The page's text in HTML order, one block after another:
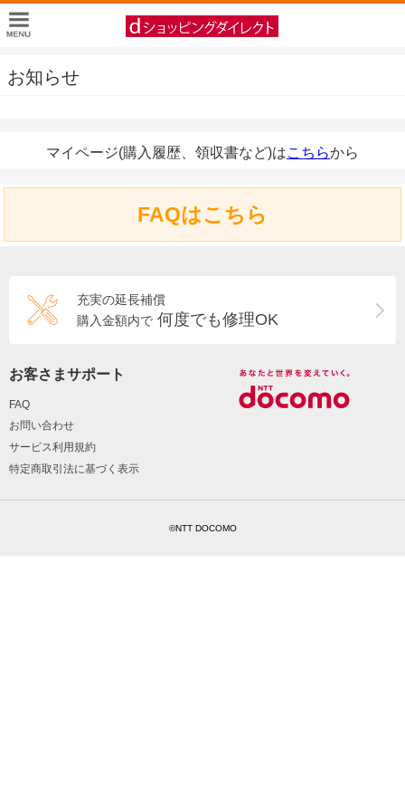
お知らせ
マイページ(購入履歴、領収書など)はこちらから
FAQはこちら
充実の延長補償
購入金額内で 何度でも修理OK
お客さまサポート
FAQ
お問い合わせ
サービス利用規約
特定商取引法に基づく表示
©NTT DOCOMO